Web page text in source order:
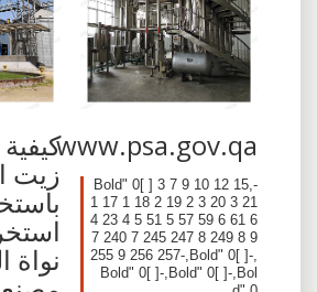
www.psa.gov.qa
-,Bold" 0[ ] 3 7 9 10 12 15
1 17 1 18 2 19 2 3 20 3 21
4 23 4 5 51 5 57 59 6 61 6
7 240 7 245 247 8 249 8 9
255 9 256 257-,Bold" 0[ ]-,
Bold" 0[ ]-,Bold" 0[ ]-,Bol
زيت
نواة